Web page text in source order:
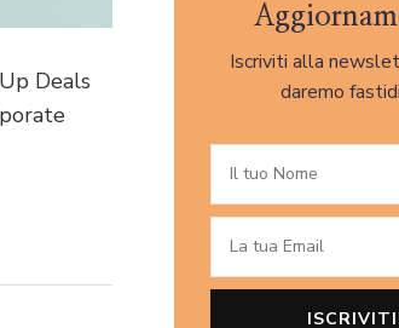
Deals
Iscriviti alla
daremo